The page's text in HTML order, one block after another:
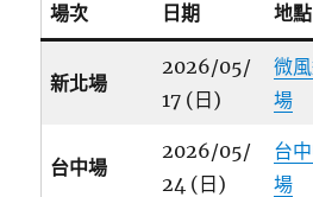
場次 日期 地點
新北場
2026/05/
17 (日)
微
場
台中場
2026/05/
24 (日)
台
場